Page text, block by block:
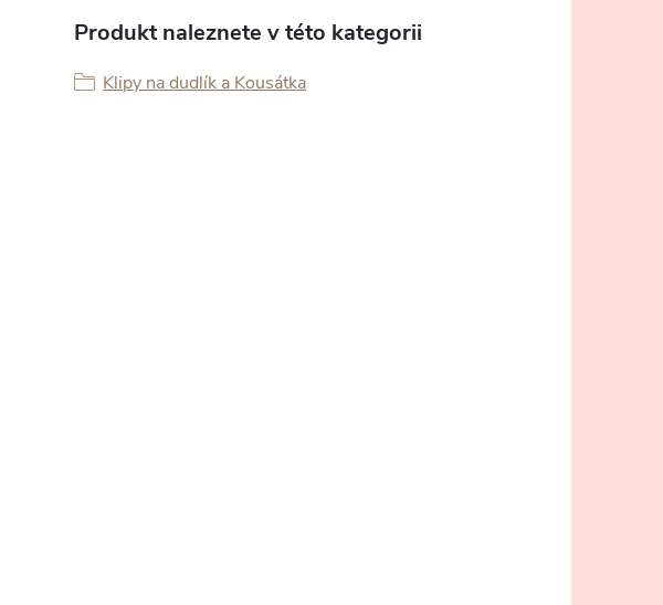
Produkt naleznete v této kategorii
Klipy na dudlík a Kousátka